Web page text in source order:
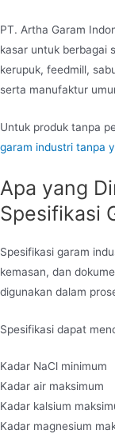
PT. Artha Garam
kasar untuk berbagai
kerupuk, feedmill,
serta manufaktur
Untuk produk tanpa
garam industri tanpa
Apa yang
Spesifikasi
Spesifikasi garam
kemasan, dan
digunakan dalam
Spesifikasi dapat
Kadar NaCl minimum
Kadar air maksimum
Kadar kalsium
Kadar magnesium